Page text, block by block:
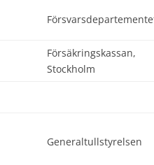
Försäkringskassan,
Stockholm
Generaltullstyrelsen